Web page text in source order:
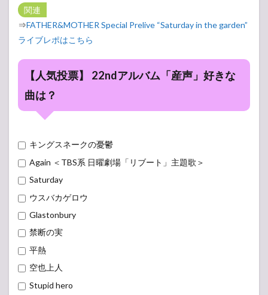
fes ’25
in
TOKYO
DOME
と暮ら
しと音
楽と〜
3
Mr.Children(ミ
スチル) ライ
ト 2023-2024
PLUMCHOWDER
20th
SPECIAL 20/25 グ
ランドチャウデ
ーション
FATHER&MOTHER
Special Prelive
2024.6.23-24
MC
MC
MC
-アンコール-
関連
⇒FATHER&MOTHER Special Prelive “Saturday in the garden”
ライブレポはこちら
【人気投票】 22ndアルバム「産声」好きな
曲は？
キングスネークの憂鬱
Again ＜TBS系 日曜劇場「リブート」主題歌＞
Saturday
ウスバカゲロウ
Glastonbury
禁断の実
平熱
空也上人
Stupid hero